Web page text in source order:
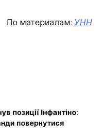
По материалам: УНН
позиції Інфантіно:
повернутися